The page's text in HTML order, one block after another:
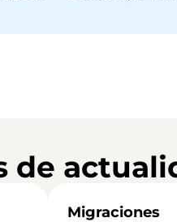
de
Migraciones